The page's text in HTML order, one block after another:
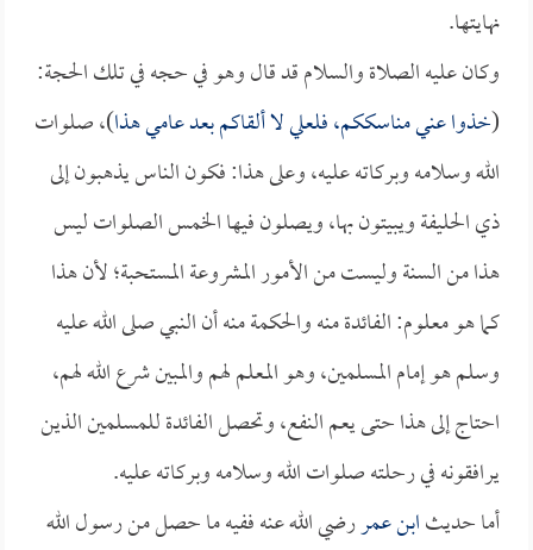
نهايتها.
وكان عليه الصلاة والسلام قد قال وهو في حجه في تلك الحجة:
(خذوا عني مناسككم، فلعلي لا ألقاكم بعد عامي هذا)، صلوات
الله وسلامه وبركاته عليه، وعلى هذا: فكون الناس يذهبون إلى
ذي الحليفة ويبيتون بها، ويصلون فيها الخمس الصلوات ليس
هذا من السنة وليست من الأمور المشروعة المستحبة؛ لأن هذا
كما هو معلوم: الفائدة منه والحكمة منه أن النبي صلى الله عليه
وسلم هو إمام المسلمين، وهو المعلم لهم والمبين شرع الله لهم،
احتاج إلى هذا حتى يعم النفع، وتحصل الفائدة للمسلمين الذين
يرافقونه في رحلته صلوات الله وسلامه وبركاته عليه.
أما حديثابن عمررضي الله عنه ففيه ما حصل من رسول الله